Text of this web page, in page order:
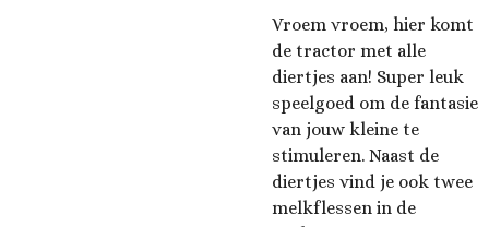
Vroem vroem, hier komt
de tractor met alle
diertjes aan! Super leuk
speelgoed om de fantasie
van jouw kleine te
stimuleren. Naast de
diertjes vind je ook twee
melkflessen in de